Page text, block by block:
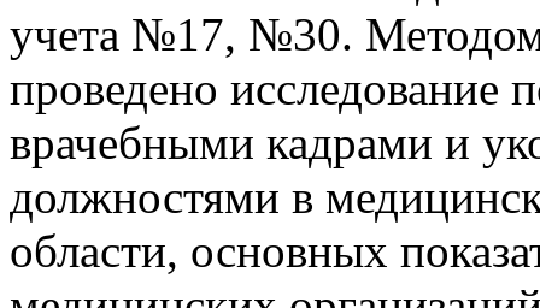
учета №17, №30. Методом
проведено исследование
врачебными кадрами и
должностями в
области, основных